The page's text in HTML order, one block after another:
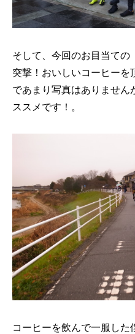
そして、今回のお目当て
突撃！おいしいコーヒーを
であまり写真はありません
ススメです！。
コーヒーを飲んで一服した